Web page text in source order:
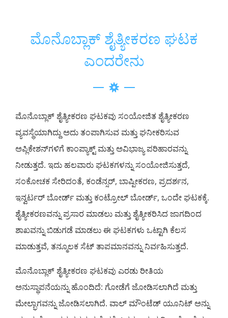
ಮೊನೊಬ್ಲಾಕ್ ಶೈತ್ಯೀಕರಣ ಘಟಕ
ಎಂದರೇನು
ಮೊನೊಬ್ಲಾಕ್ ಶೈತ್ಯೀಕರಣ ಘಟಕವು ಸಂಯೋಜಿತ ಶೈತ್ಯೀಕರಣ
ವ್ಯವಸ್ಥೆಯಾಗಿದ್ದು ಅದು ತಂಪಾಗಿಸುವ ಮತ್ತು ಘನೀಕರಿಸುವ
ಅಪ್ಲಿಕೇಶನ್‌ಗಳಿಗೆ ಕಾಂಪ್ಯಾಕ್ಟ್ ಮತ್ತು ಅವಿಭಾಜ್ಯ ಪರಿಹಾರವನ್ನು
ನೀಡುತ್ತದೆ. ಇದು ಹಲವಾರು ಘಟಕಗಳನ್ನು ಸಂಯೋಜಿಸುತ್ತದೆ,
ಸಂಕೋಚಕ ಸೇರಿದಂತೆ, ಕಂಡೆನ್ಸರ್, ಬಾಷ್ಪೀಕರಣ, ಪ್ರದರ್ಶನ,
ಇನ್ವರ್ಟರ್ ಬೋರ್ಡ್ ಮತ್ತು ಕಂಟ್ರೋಲ್ ಬೋರ್ಡ್, ಒಂದೇ ಘಟಕಕ್ಕೆ.
ಶೈತ್ಯೀಕರಣವನ್ನು ಪ್ರಸಾರ ಮಾಡಲು ಮತ್ತು ಶೈತ್ಯೀಕರಿಸಿದ ಜಾಗದಿಂದ
ಶಾಖವನ್ನು ಬಿಡುಗಡೆ ಮಾಡಲು ಈ ಘಟಕಗಳು ಒಟ್ಟಾಗಿ ಕೆಲಸ
ಮಾಡುತ್ತವೆ, ತನ್ಮೂಲಕ ಸೆಟ್ ತಾಪಮಾನವನ್ನು ನಿರ್ವಹಿಸುತ್ತದೆ.
ಮೊನೊಬ್ಲಾಕ್ ಶೈತ್ಯೀಕರಣ ಘಟಕವು ಎರಡು ರೀತಿಯ
ಅನುಸ್ಥಾಪನೆಯನ್ನು ಹೊಂದಿದೆ: ಗೋಡೆಗೆ ಜೋಡಿಸಲಾಗಿದೆ ಮತ್ತು
ಮೇಲ್ಭಾಗವನ್ನು ಜೋಡಿಸಲಾಗಿದೆ. ವಾಲ್ ಮೌಂಟೆಡ್ ಯೂನಿಟ್ ಅನ್ನು